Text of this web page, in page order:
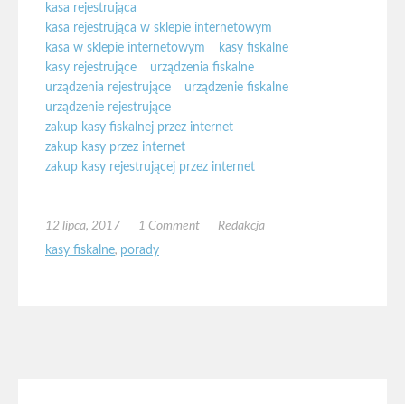
kasa rejestrująca
kasa rejestrująca w sklepie internetowym
kasa w sklepie internetowym
kasy fiskalne
kasy rejestrujące
urządzenia fiskalne
urządzenia rejestrujące
urządzenie fiskalne
urządzenie rejestrujące
zakup kasy fiskalnej przez internet
zakup kasy przez internet
zakup kasy rejestrującej przez internet
12 lipca, 2017 1 Comment
Redakcja
kasy fiskalne, porady